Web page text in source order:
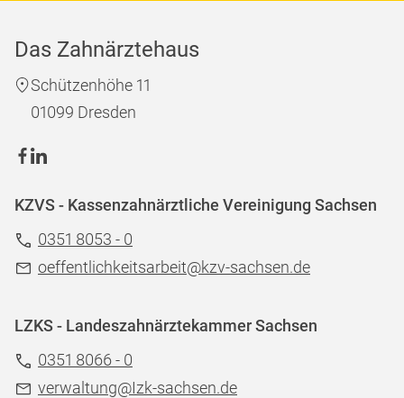
Das Zahnärztehaus
Schützenhöhe 11
01099 Dresden
KZVS - Kassenzahnärztliche Vereinigung Sachsen
0351 8053 - 0
oeffentlichkeitsarbeit@kzv-sachsen.de
LZKS - Landeszahnärztekammer Sachsen
0351 8066 - 0
verwaltung@Izk-sachsen.de